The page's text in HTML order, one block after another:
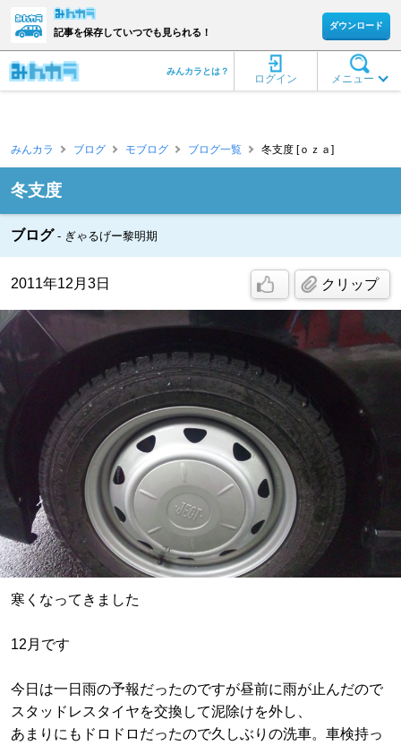
記事を保存していつでも見られる！
ダウンロード
メニュー
ログイン
みんカラとは？
みんカラ ブログ モブログ ブログ一覧 冬支度 [ｏｚａ]
冬支度
ブログ ぎゃるげー黎明期
2011年12月3日 クリップ
寒くなってきました
12月です
今日は一日雨の予報だったのですが昼前に雨が止んだので
スタッドレスタイヤを交換して泥除けを外し、
あまりにもドロドロだったので久しぶりの洗車。車検持っ